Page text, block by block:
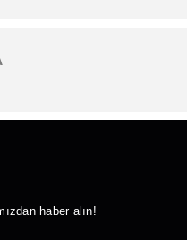
haber alın!